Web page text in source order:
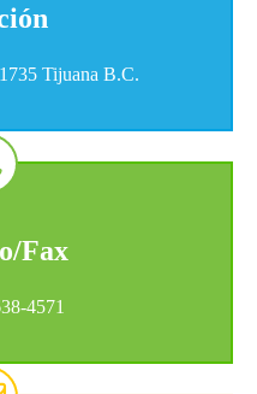
Tijuana B.C.
Fax
4571